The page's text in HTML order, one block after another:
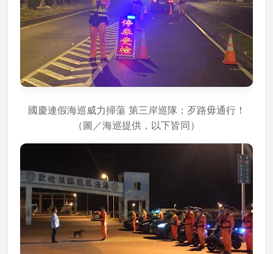
國慶連假海巡威力掃蕩 第三岸巡隊：歹路毋通行！
（圖／海巡提供，以下皆同）